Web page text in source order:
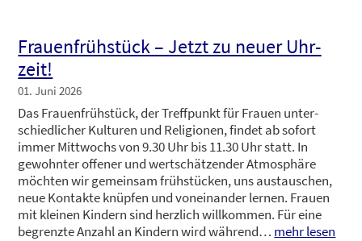
Frau­en­früh­stück – Jetzt zu neu­er Uhr­
zeit!
01. Juni 2026
Das Frau­en­früh­stück, der Treff­punkt für Frau­en unter­
schied­li­cher Kul­tu­ren und Reli­gio­nen, fin­det ab sofort
immer Mitt­wochs von 9.30 Uhr bis 11.30 Uhr statt. In
gewohn­ter offe­ner und wert­schät­zen­der Atmo­sphä­re
möch­ten wir gemein­sam früh­stü­cken, uns aus­tau­schen,
neue Kon­tak­te knüp­fen und von­ein­an­der ler­nen. Frau­en
mit klei­nen Kin­dern sind herz­lich will­kom­men. Für eine
begrenz­te Anzahl an Kin­dern wird wäh­rend… mehr lesen